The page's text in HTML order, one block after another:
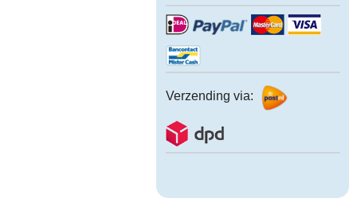
Verzending via: